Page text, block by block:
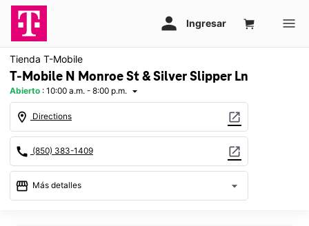
Tienda T-Mobile
T-Mobile N Monroe St & Silver Slipper Ln
Abierto : 10:00 a.m. - 8:00 p.m. arrow_drop_down
location_on Directions open_in_new
call (850) 383-1409 open_in_new
storefront Más detalles arrow_drop_down